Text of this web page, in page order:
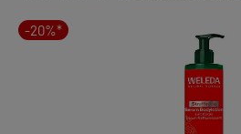
-20%*